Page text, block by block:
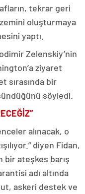
tekrar geri
oluşturmaya
yaptı.
Zelenskiy’nin
ziyaret
sırasında bir
söyledi.
alınacak, o
diyen Fidan,
bir ateşkes barış
adı altında
askeri destek ve